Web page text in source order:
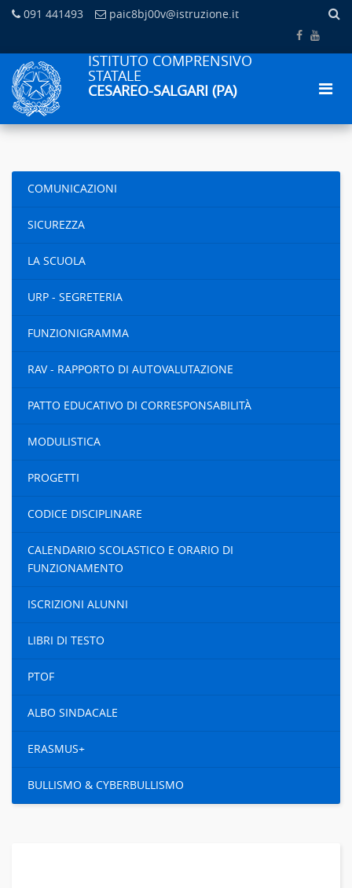
091 441493 paic8bj00v@istruzione.it
ISTITUTO COMPRENSIVO
STATALE
CESAREO-SALGARI (PA)
COMUNICAZIONI
SICUREZZA
LA SCUOLA
URP - SEGRETERIA
FUNZIONIGRAMMA
RAV - RAPPORTO DI AUTOVALUTAZIONE
PATTO EDUCATIVO DI CORRESPONSABILITÀ
MODULISTICA
PROGETTI
CODICE DISCIPLINARE
CALENDARIO SCOLASTICO E ORARIO DI
FUNZIONAMENTO
ISCRIZIONI ALUNNI
LIBRI DI TESTO
PTOF
ALBO SINDACALE
ERASMUS+
BULLISMO & CYBERBULLISMO